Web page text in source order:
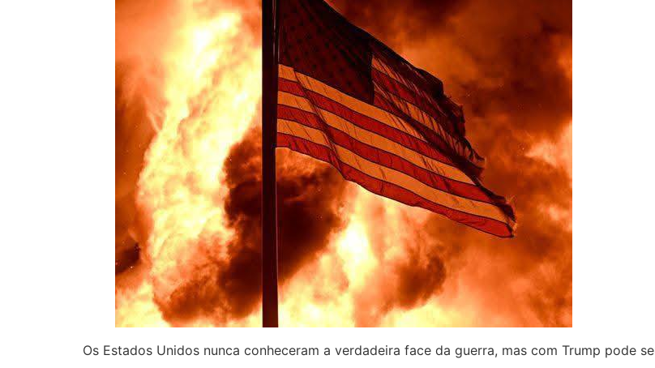
Os Estados Unidos nunca conheceram a verdadeira face da guerra, mas com Trump pode